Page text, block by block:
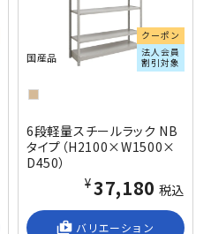
クーポン
法人会員
割引対象
国産品
6段軽量スチールラック NB
タイプ（H2100×W1500×
D450）
¥37,180 税込
shop_2 バリエーション